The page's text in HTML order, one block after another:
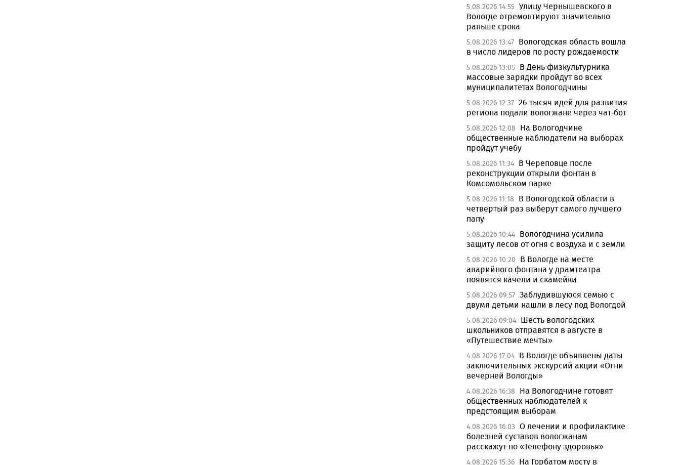
5.08.2026 14:55 Улицу Чернышевского в
Вологде отремонтируют значительно
раньше срока
5.08.2026 13:47 Вологодская область вошла
в число лидеров по росту рождаемости
5.08.2026 13:05 В День физкультурника
массовые зарядки пройдут во всех
муниципалитетах Вологодчины
5.08.2026 12:37 26 тысяч идей для развития
региона подали вологжане через чат-бот
5.08.2026 12:08
На Вологодчине
общественные наблюдатели на выборах
пройдут учебу
5.08.2026 11:34 В Череповце после
реконструкции открыли фонтан в
Комсомольском парке
5.08.2026 11:18
В Вологодской области в
четвертый раз выберут самого лучшего
папу
5.08.2026 10:44 Вологодчина усилила
защиту лесов от огня с воздуха и с земли
5.08.2026 10:20
В Вологде на месте
аварийного фонтана у драмтеатра
появятся качели и скамейки
5.08.2026 09:57 Заблудившуюся семью с
двумя детьми нашли в лесу под Вологдой
5.08.2026 09:04 Шесть вологодских
школьников отправятся в августе в
«Путешествие мечты»
4.08.2026 17:04 В Вологде объявлены даты
заключительных экскурсий акции «Огни
вечерней Вологды»
4.08.2026 16:38
На Вологодчине готовят
общественных наблюдателей к
предстоящим выборам
4.08.2026 16:03 О лечении и профилактике
болезней суставов вологжанам
расскажут по «Телефону здоровья»
4.08.2026 15:36 На Горбатом мосту в